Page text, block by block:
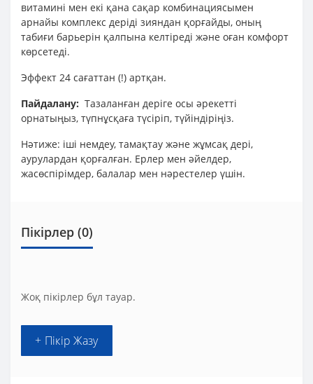
витамині мен екі қана сақар комбинациясымен
арнайы комплекс деріді зияндан қорғайды, оның
табиғи барьерін қалпына келтіреді және оған комфорт
көрсетеді.
Эффект 24 сағаттан (!) артқан.
Пайдалану: Тазаланған деріге осы әрекетті
орнатыңыз, түпнұсқаға түсіріп, түйіндіріңіз.
Нәтиже: іші немдеу, тамақтау және жұмсақ дері,
аурулардан қорғалған. Ерлер мен әйелдер,
жасөспірімдер, балалар мен нәрестелер үшін.
Пікірлер (0)
Жоқ пікірлер бұл тауар.
+ Пікір Жазу